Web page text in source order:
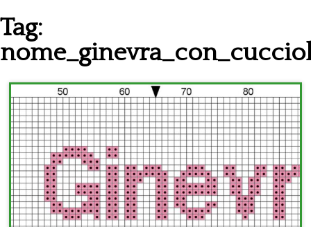
Ultimi schemi
Alfabeto
Bambini
Disney
Thun
Tag: